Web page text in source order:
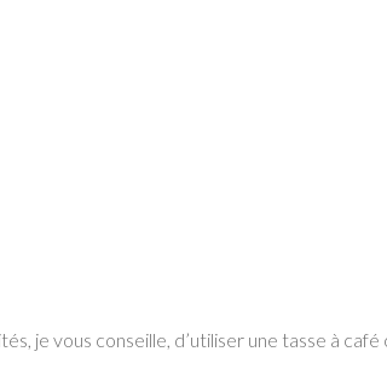
je vous conseille, d’utiliser une tasse à